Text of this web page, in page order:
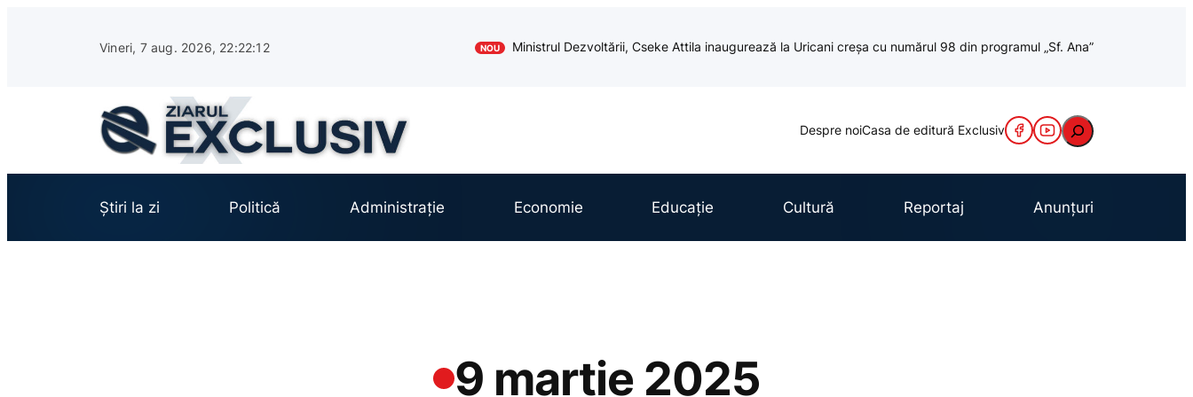
Vineri, 7 aug. 2026, 22:22:13 NOU Ministrul Dezvoltării, Cseke Attila inaugurează la Uricani creșa cu numărul 98 din programul „Sf. Ana”
Despre noiCasa de editură Exclusiv Caută
Știri la zi Politică Administrație Economie Educație Cultură Reportaj Anunțuri
9 martie 2025